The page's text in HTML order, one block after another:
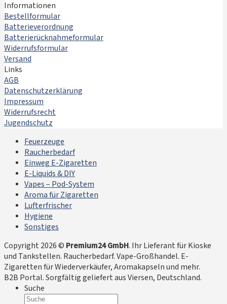
Informationen
Bestellformular
Batterieverordnung
Batterierücknahmeformular
Widerrufsformular
Versand
Links
AGB
Datenschutzerklärung
Impressum
Widerrufsrecht
Jugendschutz
Feuerzeuge
Raucherbedarf
Einweg E-Zigaretten
E-Liquids & DIY
Vapes – Pod-System
Aroma für Zigaretten
Lufterfrischer
Hygiene
Sonstiges
Copyright 2026 © Premium24 GmbH. Ihr Lieferant für Kioske
und Tankstellen. Raucherbedarf. Vape-Großhandel. E-
Zigaretten für Wiederverkäufer, Aromakapseln und mehr.
B2B Portal. Sorgfältig geliefert aus Viersen, Deutschland.
Suche